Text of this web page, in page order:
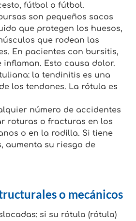
fútbol o fútbol.
son pequeños sacos
que protegen los huesos,
que rodean las
En pacientes con bursitis,
inflaman. Esto causa dolor.
la tendinitis es una
los tendones. La rótula es
número de accidentes
roturas o fracturas en los
o en la rodilla. Si tiene
aumenta su riesgo de
o mecánicos
si su rótula (rótula)